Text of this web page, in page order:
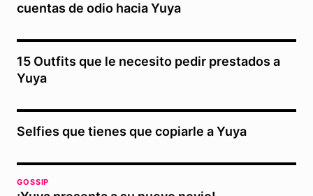
cuentas de odio hacia Yuya
15 Outfits que le necesito pedir prestados a
Yuya
Selfies que tienes que copiarle a Yuya
GOSSIP